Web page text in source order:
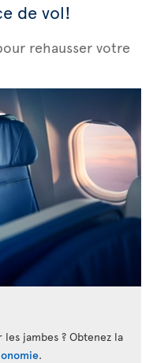
de vol!
rehausser votre
les jambes ? Obtenez la
.